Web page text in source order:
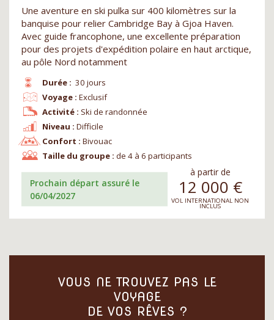
Une aventure en ski pulka sur 400 kilomètres sur la
banquise pour relier Cambridge Bay à Gjoa Haven.
Avec guide francophone, une excellente préparation
pour des projets d'expédition polaire en haut arctique,
au pôle Nord notamment
Durée : 30 jours
Niveau : Difficile
Voyage : Exclusif
Confort : Bivouac
Activité : Ski de randonnée
Taille du groupe : de 4 à 6 participants
Prochain départ assuré le
06/04/2027
à partir de
12 000 €
VOL INTERNATIONAL NON
INCLUS
VOUS NE TROUVEZ PAS LE
VOYAGE
DE VOS RÊVES ?